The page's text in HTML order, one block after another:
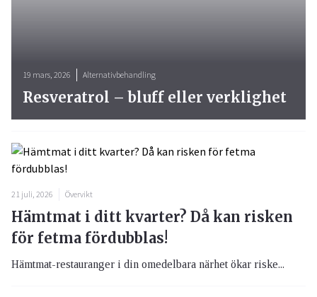
21 juli, 2026 Övervikt
Hämtmat i ditt kvarter? Då kan risken
för fetma fördubblas!
Hämtmat-restauranger i din omedelbara närhet ökar riske...
19 mars, 2026 Alternativbehandling
Resveratrol – bluff eller verklighet